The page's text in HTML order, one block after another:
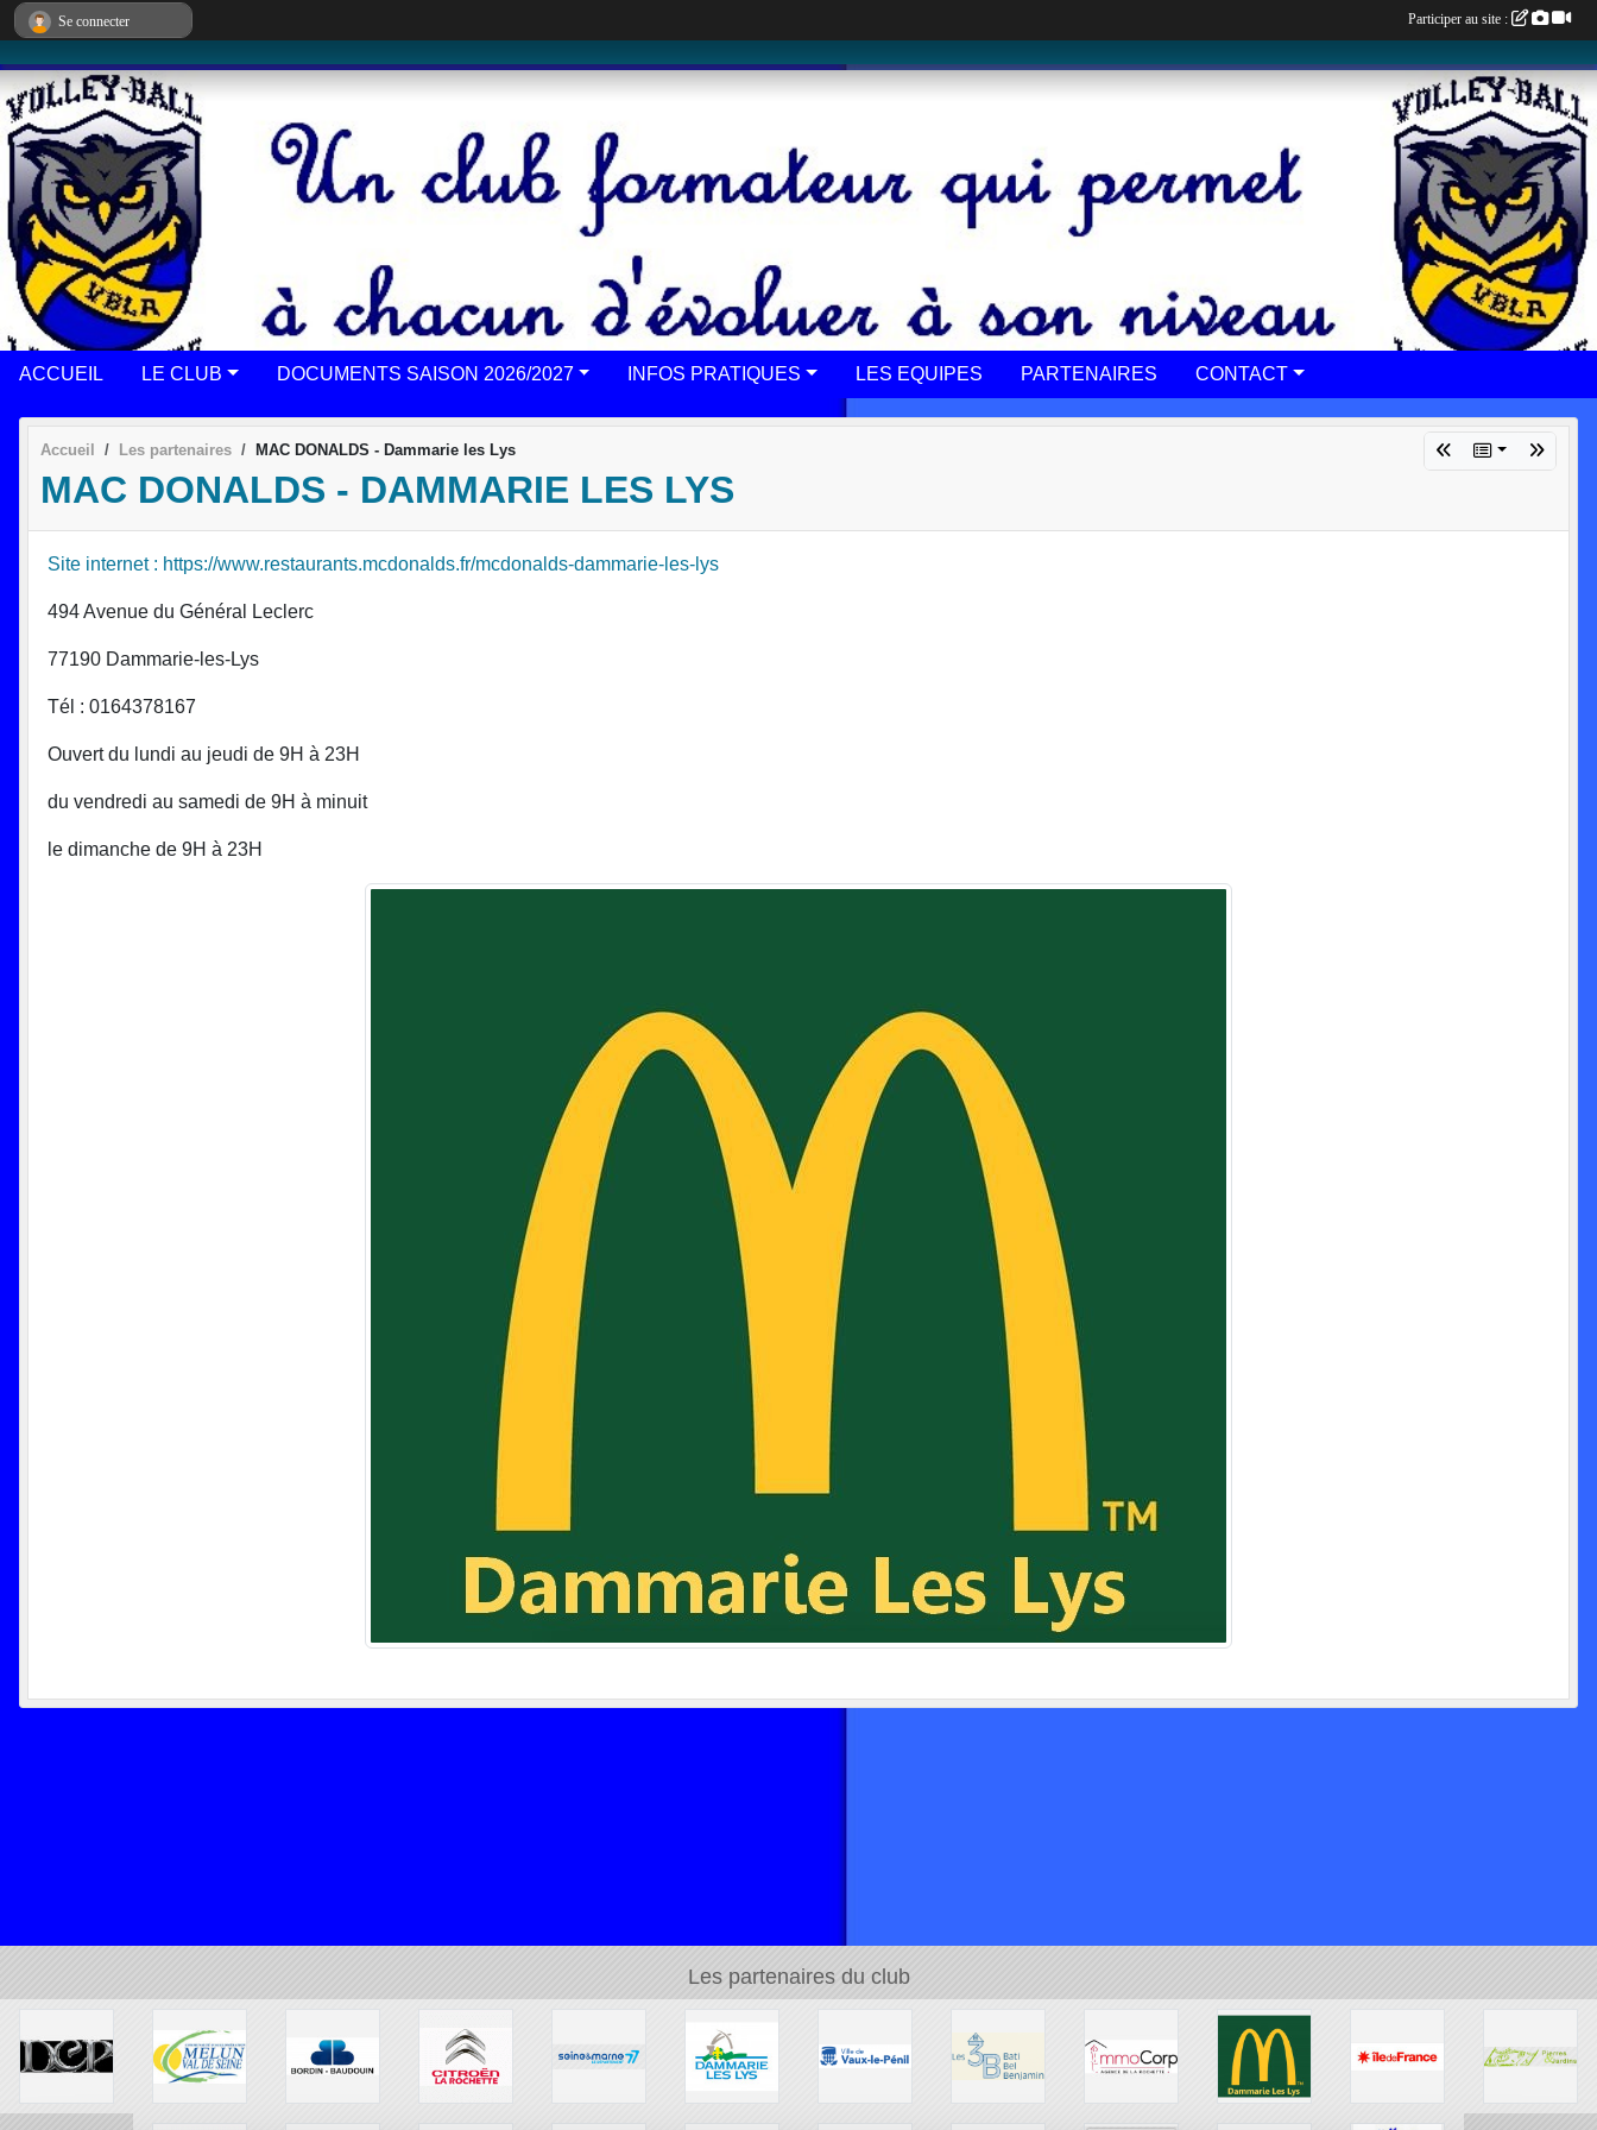
ACCUEIL LE CLUB DOCUMENTS SAISON 2026/2027 INFOS PRATIQUES LES EQUIPES PARTENAIRES CONTACT
Accueil Les partenaires MAC DONALDS - Dammarie les Lys
MAC DONALDS - DAMMARIE LES LYS
Site internet : https://www.restaurants.mcdonalds.fr/mcdonalds-dammarie-les-lys
494 Avenue du Général Leclerc
77190 Dammarie-les-Lys
Tél : 0164378167
Ouvert du lundi au jeudi de 9H à 23H
du vendredi au samedi de 9H à minuit
le dimanche de 9H à 23H
Les partenaires du club
Se connecter Participer au site :
Panneau de gestion des cookies